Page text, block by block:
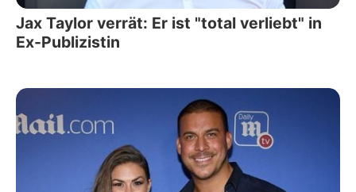
Jax Taylor verrät: Er ist "total verliebt" in
Ex-Publizistin